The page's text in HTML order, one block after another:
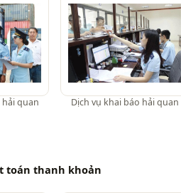
hải quan Dịch vụ khai báo hải quan
toán thanh khoản